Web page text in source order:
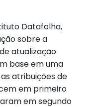
Datafolha,
sobre a
atualização
base em uma
atribuições de
em primeiro
em segundo